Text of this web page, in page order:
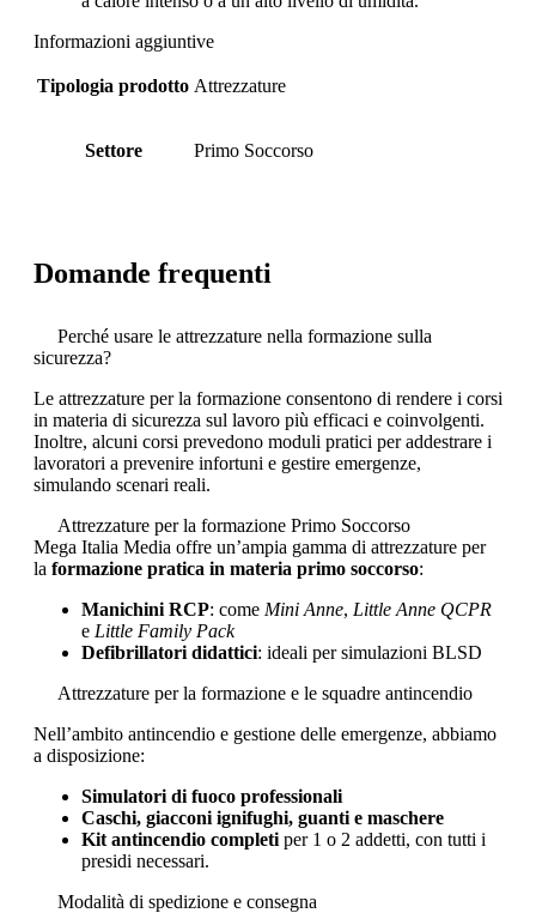
Informazioni aggiuntive
Tipologia prodotto Attrezzature
Settore Primo Soccorso
Domande frequenti
Perché usare le attrezzature nella formazione sulla
sicurezza?
Le attrezzature per la formazione consentono di rendere i corsi
in materia di sicurezza sul lavoro più efficaci e coinvolgenti.
Inoltre, alcuni corsi prevedono moduli pratici per addestrare i
lavoratori a prevenire infortuni e gestire emergenze,
simulando scenari reali.
Attrezzature per la formazione Primo Soccorso
Mega Italia Media offre un’ampia gamma di attrezzature per
la formazione pratica in materia primo soccorso:
Manichini RCP: come Mini Anne, Little Anne QCPR
e Little Family Pack
Defibrillatori didattici: ideali per simulazioni BLSD
Attrezzature per la formazione e le squadre antincendio
Nell’ambito antincendio e gestione delle emergenze, abbiamo
a disposizione:
Simulatori di fuoco professionali
Caschi, giacconi ignifughi, guanti e maschere
Kit antincendio completi per 1 o 2 addetti, con tutti i
presidi necessari.
Modalità di spedizione e consegna